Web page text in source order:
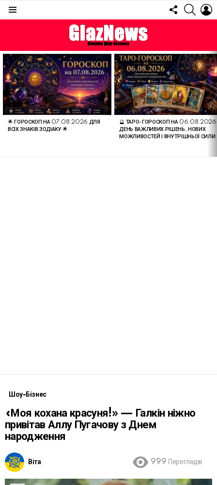
FOLLOW
US
ОСТАННІ
СТАТТІ
🌟 ГОРОСКОП НА 07.08.2026 ДЛЯ
ВСІХ ЗНАКІВ ЗОДІАКУ 🌟
🔮 ТАРО-ГОРОСКОП НА
ДЕНЬ ВАЖЛИВИХ РІШЕНЬ, НОВИХ
МОЖЛИВОСТЕЙ І ВНУТРІШНЬОЇ СИЛИ
Шоу-Бізнес
«Моя кохана красуня!» — Галкін ніжно
привітав Аллу Пугачову з Днем
народження
Віта 999 Переглядів